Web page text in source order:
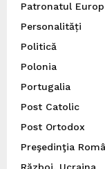
Patronatul
Personalități
Politică
Polonia
Portugalia
Post Catolic
Post Ortodox
Preşedinţia